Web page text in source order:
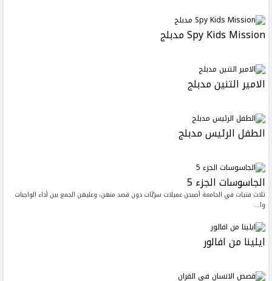
Spy Kids Mission مدبلج
الامير التنين مدبلج
الطفل الرئيس مدبلج
الجاسوسات الجزء 5
ثلاث فتيات في الجامعة أصبحن عميلات سريَّات دون قصد منهن، وعليهن الجمع بين أداء الواجبات
وا...
ايلينا من افالور